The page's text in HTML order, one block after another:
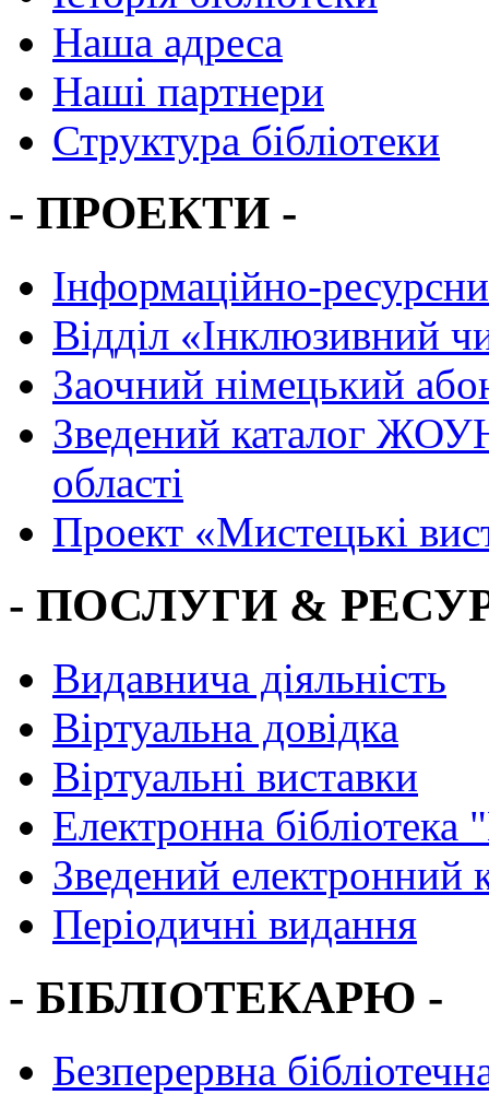
Наша адреса
Наші партнери
Структура бібліотеки
- ПРОЕКТИ -
Інформаційно-
Вiддiл «Інклюзивний
Заочний німецький
Зведений каталог
області
Проект «Мистецькі
- ПОСЛУГИ &
Видавнича діяльність
Віртуальна довідка
Віртуальні виставки
Електронна
Зведений електронний
Періодичні видання
- БІБЛІОТЕКАРЮ -
Безперервна